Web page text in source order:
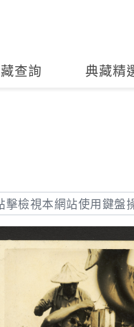
查詢 典藏精
擊檢視本網站使用鍵盤